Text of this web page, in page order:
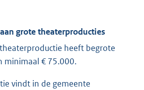
grote theaterproducties
heeft begrote
minimaal € 75.000.
vindt in de gemeente